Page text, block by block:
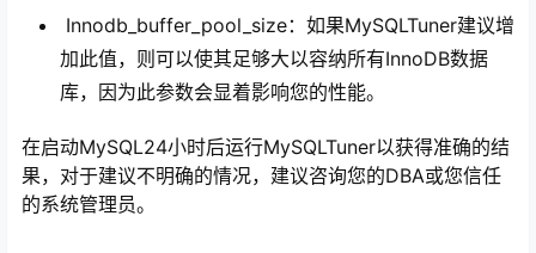
Innodb_buffer_pool_size：如果MySQLTuner建议增
加此值，则可以使其足够大以容纳所有InnoDB数据
库，因为此参数会显着影响您的性能。
在启动MySQL24小时后运行MySQLTuner以获得准确的结
果，对于建议不明确的情况，建议咨询您的DBA或您信任
的系统管理员。